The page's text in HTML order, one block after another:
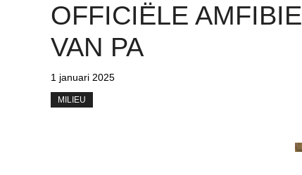
OFFICIËLE AMFIBIE
VAN PA
1 januari 2025
MILIEU